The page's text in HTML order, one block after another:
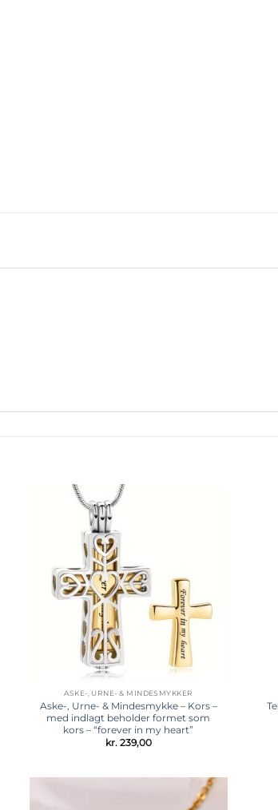
ASKE-, URNE- & MINDESMYKKER
Aske-, Urne- & Mindesmykke – Kors –
med indlagt beholder formet som
kors – “forever in my heart”
kr.239,00